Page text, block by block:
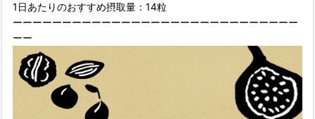
1日あたりのおすすめ摂取量：14粒
ーーーーーーーーーーーーーーーーーーーーーーーーーーーーー
ーー